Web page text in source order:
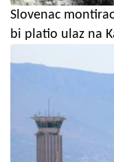
Slovenac
bi platio ulaz na